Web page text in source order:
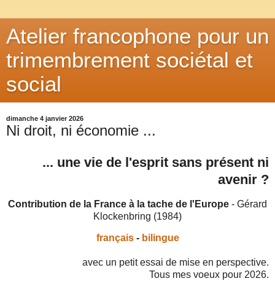
Atelier francophone pour un
trimembrement sociétal et
social
dimanche 4 janvier 2026
Ni droit, ni économie ...
... une vie de l'esprit sans présent ni
avenir ?
Contribution de la France à la tache de l'Europe - Gérard
Klockenbring (1984)
français- bilingue
avec un petit essai de mise en perspective.
Tous mes voeux pour 2026.